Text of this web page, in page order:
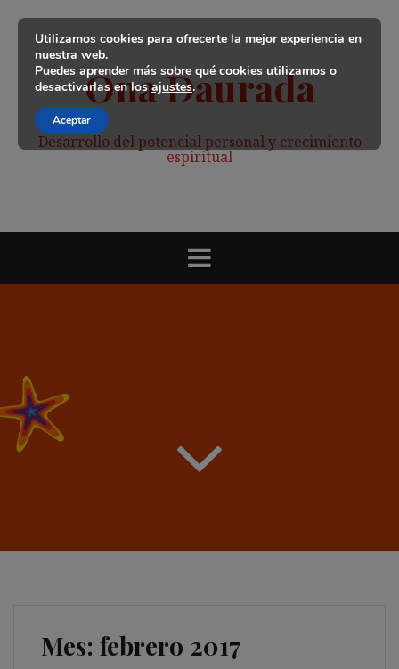
contenido
Ona Daurada
Desarrollo del potencial personal y crecimiento
espiritual
Mes: febrero 2017
Utilizamos cookies para ofrecerte la mejor experiencia en
nuestra web.
Puedes aprender más sobre qué cookies utilizamos o
desactivarlas en losajustes.
Aceptar